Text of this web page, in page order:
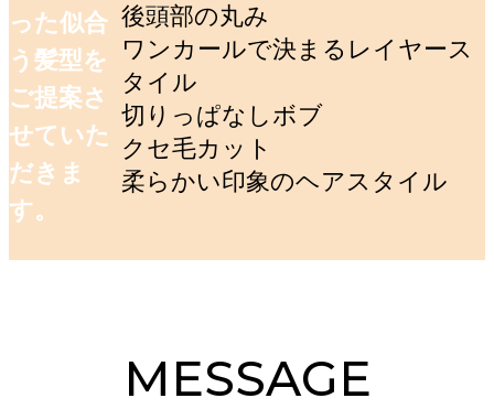
後頭部の丸み
ワンカールで決まるレイヤース
タイル
切りっぱなしボブ
クセ毛カット
柔らかい印象のヘアスタイル
った似合
う髪型を
ご提案さ
せていた
だきま
す。
MESSAGE